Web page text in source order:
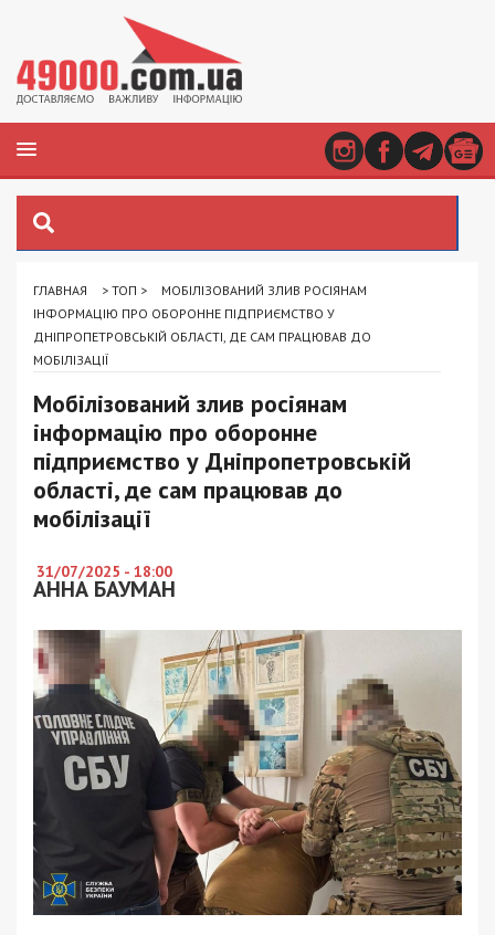
ГЛАВНАЯ > ТОП >
МОБІЛІЗОВАНИЙ ЗЛИВ РОСІЯНАМ
ІНФОРМАЦІЮ ПРО ОБОРОННЕ ПІДПРИЄМСТВО У
ДНІПРОПЕТРОВСЬКІЙ ОБЛАСТІ, ДЕ САМ ПРАЦЮВАВ ДО
МОБІЛІЗАЦІЇ
Мобілізований злив росіянам
інформацію про оборонне
підприємство у Дніпропетровській
області, де сам працював до
мобілізації
31/07/2025 - 18:00
АННА БАУМАН